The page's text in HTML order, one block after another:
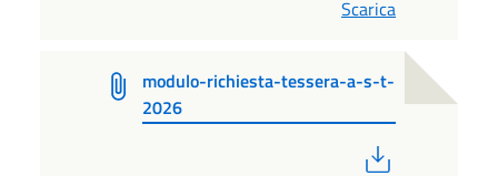
Scarica
modulo-richiesta-tessera-a-s-t-
2026